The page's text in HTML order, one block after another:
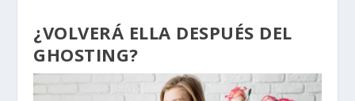
¿VOLVERÁ ELLA DESPUÉS DEL
GHOSTING?